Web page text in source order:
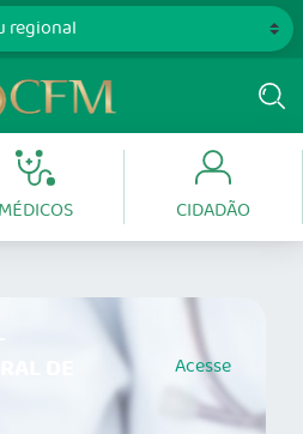
MÉDICOS CIDADÃO
DE Acesse